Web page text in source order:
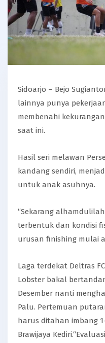
Sidoarjo – Bejo
lainnya punya
membenahi
saat ini.
Hasil seri melawan
kandang sendiri,
untuk anak asuhnya.
“Sekarang
terbentuk dan kondisi
urusan finishing mulai
Laga terdekat Deltras
Lobster bakal
Desember nanti
Palu. Pertemuan
harus ditahan imbang
Brawijaya